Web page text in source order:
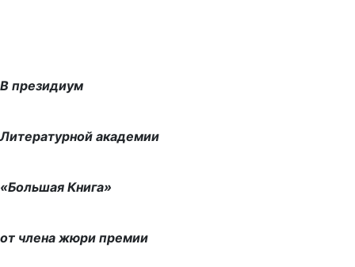
В президиум
Литературной академии
«Большая Книга»
от члена жюри премии